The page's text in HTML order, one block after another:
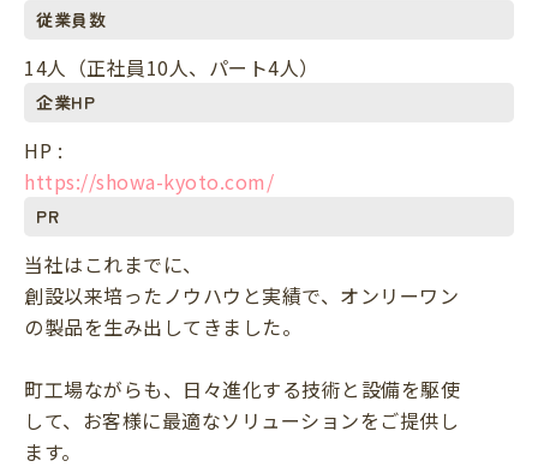
従業員数
14人（正社員10人、パート4人）
企業HP
HP :
https://showa-kyoto.com/
PR
当社はこれまでに、
創設以来培ったノウハウと実績で、オンリーワン
の製品を生み出してきました。
町工場ながらも、日々進化する技術と設備を駆使
して、お客様に最適なソリューションをご提供し
ます。